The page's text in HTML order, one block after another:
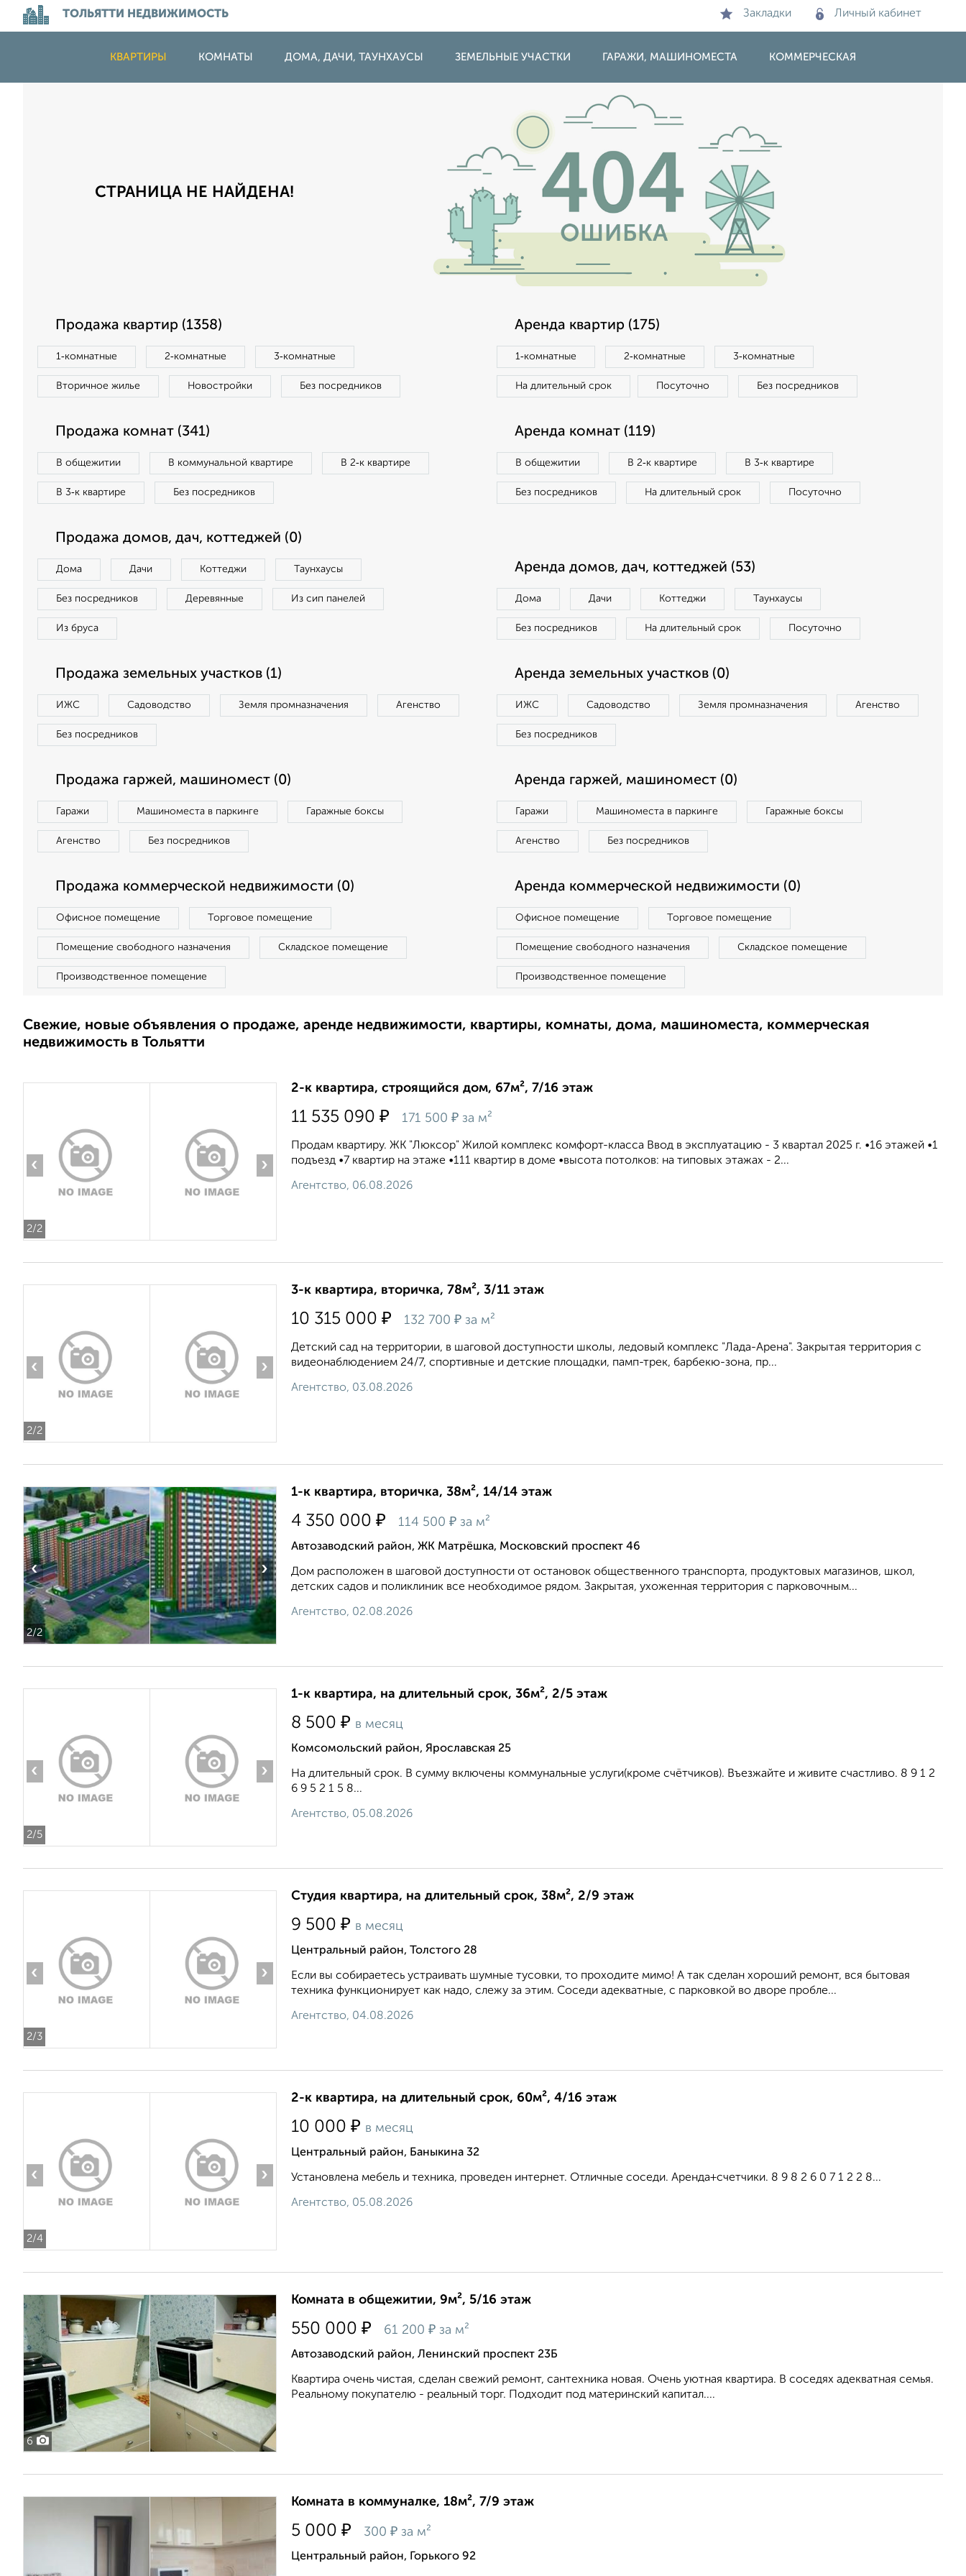
ТОЛЬЯТТИ НЕДВИЖИМОСТЬ Закладки Личный кабинет
КВАРТИРЫ КОМНАТЫ ДОМА, ДАЧИ, ТАУНХАУСЫ ЗЕМЕЛЬНЫЕ УЧАСТКИ ГАРАЖИ, МАШИНОМЕСТА КОММЕРЧЕСКАЯ
СТРАНИЦА НЕ НАЙДЕНА!
Продажа квартир (1358)
1‑комнатные 2‑комнатные 3‑комнатные
Вторичное жилье Новостройки Без посредников
Аренда квартир (175)
1‑комнатные 2‑комнатные 3‑комнатные
На длительный срок Посуточно Без посредников
Продажа комнат (341)
В общежитии В коммунальной квартире В 2‑к квартире
В 3‑к квартире Без посредников
Аренда комнат (119)
В общежитии В 2‑к квартире В 3‑к квартире
Без посредников На длительный срок Посуточно
Продажа домов, дач, коттеджей (0)
Дома Дачи Коттеджи Таунхаусы
Без посредников Деревянные Из сип панелей
Из бруса
Аренда домов, дач, коттеджей (53)
Дома Дачи Коттеджи Таунхаусы
Без посредников На длительный срок Посуточно
Продажа земельных участков (1)
ИЖС Садоводство Земля промназначения Агенство
Без посредников
Аренда земельных участков (0)
ИЖС Садоводство Земля промназначения Агенство
Без посредников
Продажа гаржей, машиномест (0)
Гаражи Машиноместа в паркинге Гаражные боксы
Агенство Без посредников
Аренда гаржей, машиномест (0)
Гаражи Машиноместа в паркинге Гаражные боксы
Агенство Без посредников
Продажа коммерческой недвижимости (0)
Офисное помещение Торговое помещение
Помещение свободного назначения Складское помещение
Производственное помещение
Аренда коммерческой недвижимости (0)
Офисное помещение Торговое помещение
Помещение свободного назначения Складское помещение
Производственное помещение
Свежие, новые объявления о продаже, аренде недвижимости, квартиры, комнаты, дома, машиноместа, коммерческая
недвижимость в Тольятти
2/2
‹ ›
2-к квартира, строящийся дом, 67м², 7/16 этаж
11 535 090 ₽ 171 500 ₽ за м²
Продам квартиру. ЖК "Люксор" Жилой комплекс комфорт-класса Ввод в эксплуатацию - 3 квартал 2025 г. •16 этажей •1
подъезд •7 квартир на этаже •111 квартир в доме •высота потолков: на типовых этажах - 2...
Агентство, 06.08.2026
2/2
‹ ›
3-к квартира, вторичка, 78м², 3/11 этаж
10 315 000 ₽ 132 700 ₽ за м²
Детский сад на территории, в шаговой доступности школы, ледовый комплекс "Лада-Арена". Закрытая территория с
видеонаблюдением 24/7, спортивные и детские площадки, памп-трек, барбекю-зона, пр...
Агентство, 03.08.2026
2/2
‹ ›
1-к квартира, вторичка, 38м², 14/14 этаж
4 350 000 ₽ 114 500 ₽ за м²
Автозаводский район, ЖК Матрёшка, Московский проспект 46
Дом расположен в шаговой доступности от остановок общественного транспорта, продуктовых магазинов, школ,
детских садов и поликлиник все необходимое рядом. Закрытая, ухоженная территория с парковочным...
Агентство, 02.08.2026
2/5
‹ ›
1-к квартира, на длительный срок, 36м², 2/5 этаж
8 500 ₽ в месяц
Комсомольский район, Ярославская 25
На длительный срок. В сумму включены коммунальные услуги(кроме счётчиков). Въезжайте и живите счастливо. 8 9 1 2
6 9 5 2 1 5 8...
Агентство, 05.08.2026
2/3
‹ ›
Студия квартира, на длительный срок, 38м², 2/9 этаж
9 500 ₽ в месяц
Центральный район, Толстого 28
Если вы собираетесь устраивать шумные тусовки, то проходите мимо! А так сделан хороший ремонт, вся бытовая
техника функционирует как надо, слежу за этим. Соседи адекватные, с парковкой во дворе пробле...
Агентство, 04.08.2026
2/4
‹ ›
2-к квартира, на длительный срок, 60м², 4/16 этаж
10 000 ₽ в месяц
Центральный район, Баныкина 32
Установлена мебель и техника, проведен интернет. Отличные соседи. Аренда+счетчики. 8 9 8 2 6 0 7 1 2 2 8...
Агентство, 05.08.2026
6
Комната в общежитии, 9м², 5/16 этаж
550 000 ₽ 61 200 ₽ за м²
Автозаводский район, Ленинский проспект 23Б
Квартира очень чистая, сделан свежий ремонт, сантехника новая. Очень уютная квартира. В соседях адекватная семья.
Реальному покупателю - реальный торг. Подходит под материнский капитал....
Комната в коммуналке, 18м², 7/9 этаж
5 000 ₽ 300 ₽ за м²
Центральный район, Горького 92